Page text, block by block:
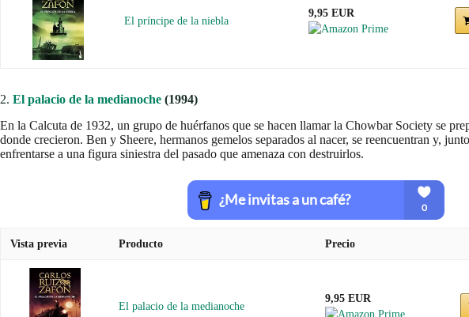
El príncipe de la niebla
9,95 EUR
2. El palacio de la medianoche (1994)
En la Calcuta de 1932, un grupo de huérfanos que se hacen llamar la Chowbar Society se
donde crecieron. Ben y Sheere, hermanos gemelos separados al nacer, se reencuentran y,
enfrentarse a una figura siniestra del pasado que amenaza con destruirlos.
Vista previa Producto Precio
El palacio de la medianoche
9,95 EUR